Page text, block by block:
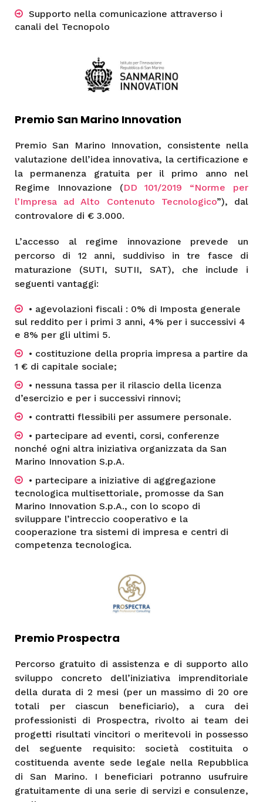
Supporto nella comunicazione attraverso i
canali del Tecnopolo
Premio San Marino Innovation
Premio San Marino Innovation, consistente nella
valutazione dell’idea innovativa, la certificazione e
la permanenza gratuita per il primo anno nel
Regime Innovazione (DD 101/2019 “Norme per
l’Impresa ad Alto Contenuto Tecnologico”), dal
controvalore di € 3.000.
L’accesso al regime innovazione prevede un
percorso di 12 anni, suddiviso in tre fasce di
maturazione (SUTI, SUTII, SAT), che include i
seguenti vantaggi:
• agevolazioni fiscali : 0% di Imposta generale
sul reddito per i primi 3 anni, 4% per i successivi 4
e 8% per gli ultimi 5.
• costituzione della propria impresa a partire da
1 € di capitale sociale;
• nessuna tassa per il rilascio della licenza
d’esercizio e per i successivi rinnovi;
• contratti flessibili per assumere personale.
• partecipare ad eventi, corsi, conferenze
nonché ogni altra iniziativa organizzata da San
Marino Innovation S.p.A.
• partecipare a iniziative di aggregazione
tecnologica multisettoriale, promosse da San
Marino Innovation S.p.A., con lo scopo di
sviluppare l’intreccio cooperativo e la
cooperazione tra sistemi di impresa e centri di
competenza tecnologica.
Premio Prospectra
Percorso gratuito di assistenza e di supporto allo
sviluppo concreto dell’iniziativa imprenditoriale
della durata di 2 mesi (per un massimo di 20 ore
totali per ciascun beneficiario), a cura dei
professionisti di Prospectra, rivolto ai team dei
progetti risultati vincitori o meritevoli in possesso
del seguente requisito: società costituita o
costituenda avente sede legale nella Repubblica
di San Marino. I beneficiari potranno usufruire
gratuitamente di una serie di servizi e consulenze,